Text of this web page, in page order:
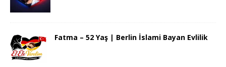
Fatma – 52 Yaş | Berlin İslami Bayan Evlilik